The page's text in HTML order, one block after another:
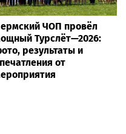
ЧОП провёл
Турслёт—2026:
результаты и
от